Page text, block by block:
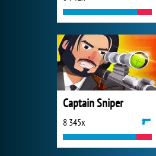
Captain Sniper
8 345x